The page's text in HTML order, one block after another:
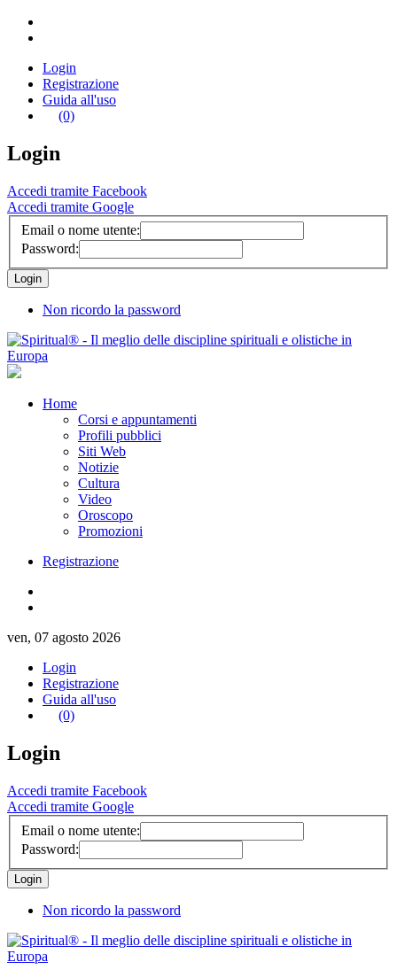
Login
Registrazione
Guida all'uso
(0)
Login
Accedi tramite Facebook
Accedi tramite Google
Email o nome utente:
Password:
Non ricordo la password
Home
Corsi e appuntamenti
Profili pubblici
Siti Web
Notizie
Cultura
Video
Oroscopo
Promozioni
Registrazione
ven, 07 agosto 2026
Login
Registrazione
Guida all'uso
(0)
Login
Accedi tramite Facebook
Accedi tramite Google
Email o nome utente:
Password:
Non ricordo la password